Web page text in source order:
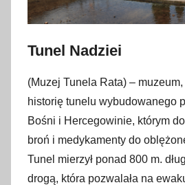
Tunel Nadziei
(Muzej Tunela Rata) –
historię tunelu wybudowanego
Bośni i Hercegowinie, którym
broń i medykamenty do
Tunel mierzył ponad 800 m.
drogą, która pozwalała na